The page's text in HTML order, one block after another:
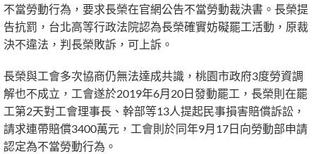
不當勞動行為，要求長榮在官網公告不當勞動裁決書。長榮提
告抗罰，台北高等行政法院認為長榮確實妨礙罷工活動，原裁
決不違法，判長榮敗訴，可上訴。
長榮與工會多次協商仍無法達成共識，桃園市政府3度勞資調
解也不成立，工會遂於2019年6月20日發動罷工，長榮則在罷
工第2天對工會理事長、幹部等13人提起民事損害賠償訴訟，
請求連帶賠償3400萬元，工會則於同年9月17日向勞動部申請
認定為不當勞動行為。